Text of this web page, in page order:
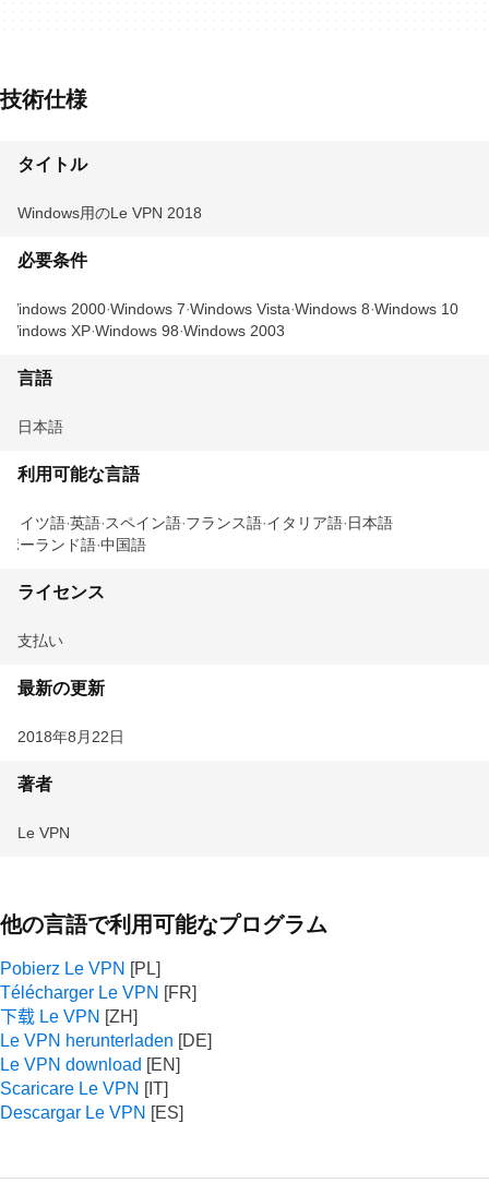
技術仕様
タイトル
Windows用のLe VPN 2018
必要条件
Windows 2000 Windows 7 Windows Vista Windows 8 Windows 10
Windows XP Windows 98 Windows 2003
言語
日本語
利用可能な言語
ドイツ語 英語 スペイン語 フランス語 イタリア語 日本語
ポーランド語 中国語
ライセンス
支払い
最新の更新
2018年8月22日
著者
Le VPN
他の言語で利用可能なプログラム
Pobierz Le VPN
Télécharger Le VPN
下载 Le VPN
Le VPN herunterladen
Le VPN download
Scaricare Le VPN
Descargar Le VPN